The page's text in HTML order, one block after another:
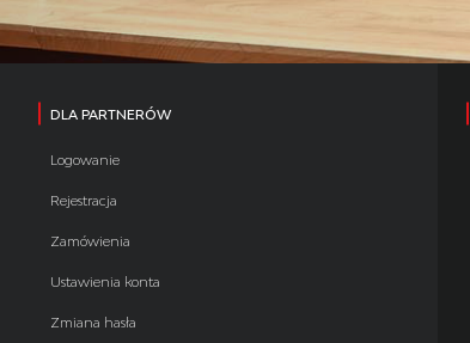
DLA PARTNERÓW
Logowanie
Rejestracja
Zamówienia
Ustawienia konta
Zmiana hasła